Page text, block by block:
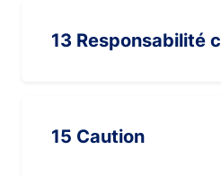
13 Responsabilité
15 Caution